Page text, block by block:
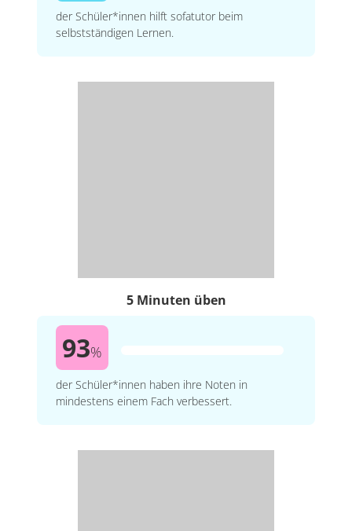
der Schüler*innen hilft sofatutor beim
selbstständigen Lernen.
5 Minuten üben
93%
der Schüler*innen haben ihre Noten in
mindestens einem Fach verbessert.